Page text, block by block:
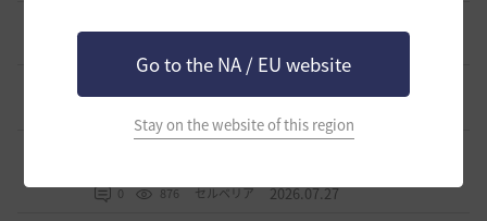
Go to the NA / EU website
Stay on the website of this region
0 876 セルベリア 2026.07.27